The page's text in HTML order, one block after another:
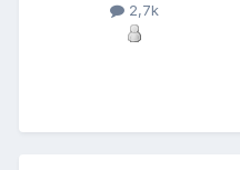
2,7k